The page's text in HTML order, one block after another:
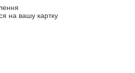
на вашу картку